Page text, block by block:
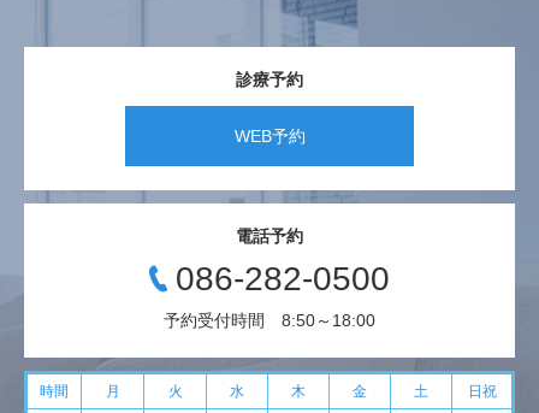
診療予約
WEB予約
電話予約
086-282-0500
予約受付時間 8:50～18:00
時間 月 火 水 木 金 土 日祝